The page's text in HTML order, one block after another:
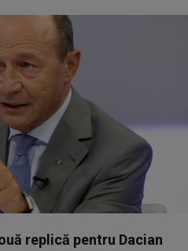
replică pentru Dacian